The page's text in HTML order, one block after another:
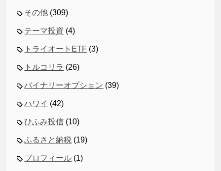
その他 (309)
テーマ投資 (4)
トライオートETF (3)
トルコリラ (26)
バイナリーオプション (39)
ハワイ (42)
ひふみ投信 (10)
ふるさと納税 (19)
プロフィール (1)